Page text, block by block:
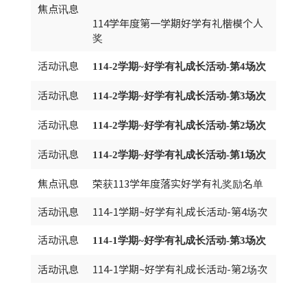
焦点讯息
114学年度第一学期好学有礼楷模个人
奖
活动讯息
114-2学期~好学有礼成长活动-第4场次
活动讯息 114-2学期~好学有礼成长活动-第3场次
活动讯息 114-2学期~好学有礼成长活动-第2场次
活动讯息 114-2学期~好学有礼成长活动-第1场次
焦点讯息
荣获113学年度落实好学有礼奖励名单
活动讯息
114-1学期~好学有礼成长活动-第4场次
活动讯息
114-1学期~好学有礼成长活动-第3场次
活动讯息
114-1学期~好学有礼成长活动-第2场次